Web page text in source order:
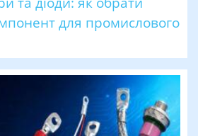
для промислового